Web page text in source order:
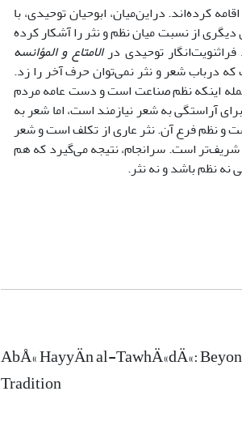
کرده‌اند. دراین‌میان، ابوحیان توحیدی، با
دیگری از نسبت میان نظم و نثر را آشکار کرده
توحیدی درالامتاع و المؤانسه
که درباب شعر و نثر نمی‌توان حرف آخر را زد.
اینکه نظم صناعت است و دست عامه مردم
آراستگی به شعر نیازمند است، اما شعر به
و نظم فرع آن. نثر عاری از تکلف است و شعر
شریف‌تر است. سرانجام، نتیجه می‌گیرد که هم
نظم باشد و نه نثر.
AbÅ« HayyÄn al-TawhÄ«dÄ«:
Tradition